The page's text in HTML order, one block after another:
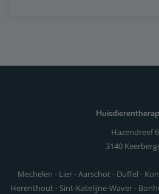
Hazendreef
3140
Mechelen - Lier - Aarschot - Duffel -
Herenthout - Sint-Katelijne-Waver -